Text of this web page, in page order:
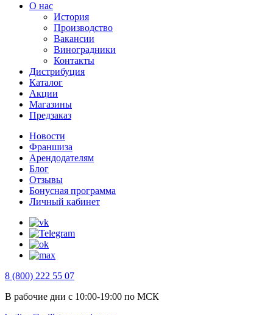
О нас
История
Производство
Вакансии
Виноградники
Контакты
Дистрибуция
Каталог
Акции
Магазины
Предзаказ
Новости
Франшиза
Арендодателям
Блог
Отзывы
Бонусная программа
Личный кабинет
8 (800) 222 55 07
В рабочие дни с 10:00-19:00 по МСК